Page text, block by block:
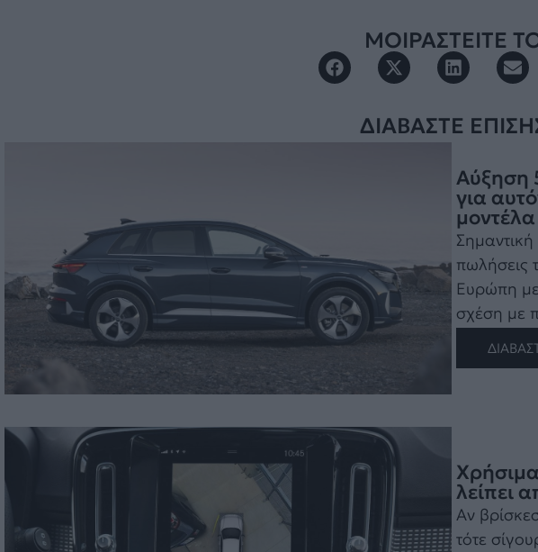
ΜΟΙΡΑΣΤΕΙΤΕ
ΔΙΑΒΑΣΤΕ
Αύξηση
για
πωλήσεις
Ευρώπη
σχέση με
λείπει
Αν
τότε